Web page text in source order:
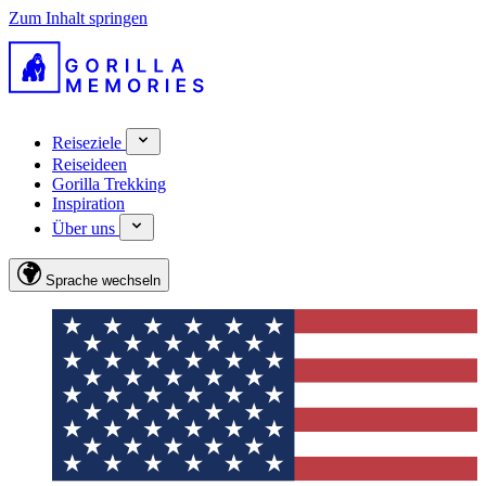
Zum Inhalt springen
Reiseziele
Reiseideen
Gorilla Trekking
Inspiration
Über uns
Sprache wechseln